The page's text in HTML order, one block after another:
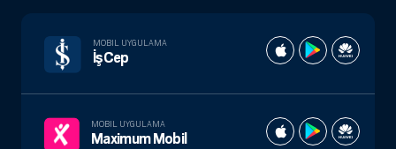
MOBIL UYGULAMA
İşCep
MOBIL UYGULAMA
Maximum Mobil